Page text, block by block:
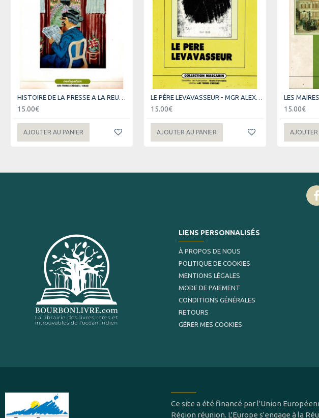
15.00€
AJOUTER AU PANIER
LE PÈRE LEVAVASSEUR - MGR ALEXANDRE LE ROY - 1989
15.00€
AJOUTER AU PANIER
15.00€
AJOUTER
LIENS PERSONNALISÉS
À PROPOS DE NOUS
POLITIQUE DE COOKIES
MENTIONS LÉGALES
MODE DE PAIEMENT
CONDITIONS GÉNÉRALES
RETOURS
GÉRER MES COOKIES
Ce site a été financé par l'Union
Région réunion. L'Europe s'engage à la